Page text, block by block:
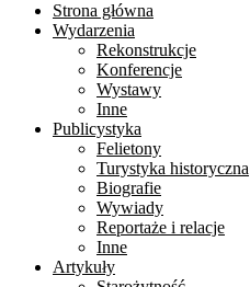
Strona główna
Wydarzenia
Rekonstrukcje
Konferencje
Wystawy
Inne
Publicystyka
Felietony
Turystyka historyczna
Biografie
Wywiady
Reportaże i relacje
Inne
Artykuły